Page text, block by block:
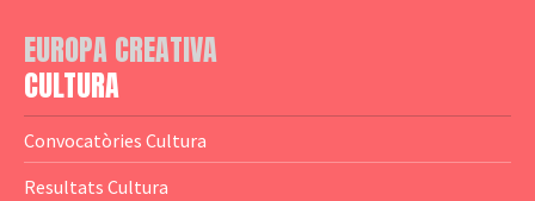
— Presentacions
— Estudis
EUROPA CREATIVA
CULTURA
Convocatòries Cultura
Resultats Cultura